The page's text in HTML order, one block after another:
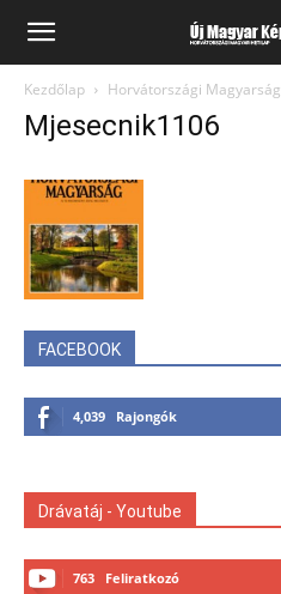
Kezdőlap Horvátországi Magyarság
Mjesecnik1106
FACEBOOK
4,039 Rajongók
Drávatáj - Youtube
763 Feliratkozó